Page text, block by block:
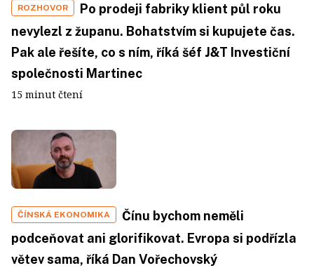
ROZHOVOR
Po prodeji fabriky klient půl roku
nevylezl z županu. Bohatstvím si kupujete čas.
Pak ale řešíte, co s ním, říká šéf J&T Investiční
společnosti Martinec
15 minut čtení
ČÍNSKÁ EKONOMIKA
Čínu bychom neměli
podceňovat ani glorifikovat. Evropa si podřízla
větev sama, říká Dan Vořechovský